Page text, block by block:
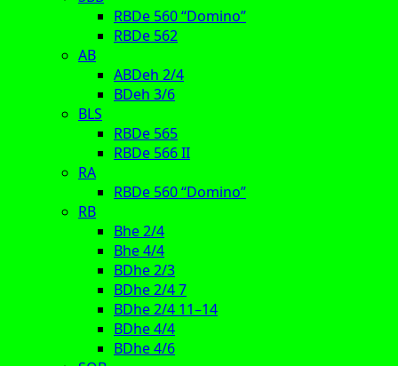
RBDe 560 “Domino”
RBDe 562
AB
ABDeh 2/4
BDeh 3/6
BLS
RBDe 565
RBDe 566 II
RA
RBDe 560 “Domino”
RB
Bhe 2/4
Bhe 4/4
BDhe 2/3
BDhe 2/4 7
BDhe 2/4 11–14
BDhe 4/4
BDhe 4/6